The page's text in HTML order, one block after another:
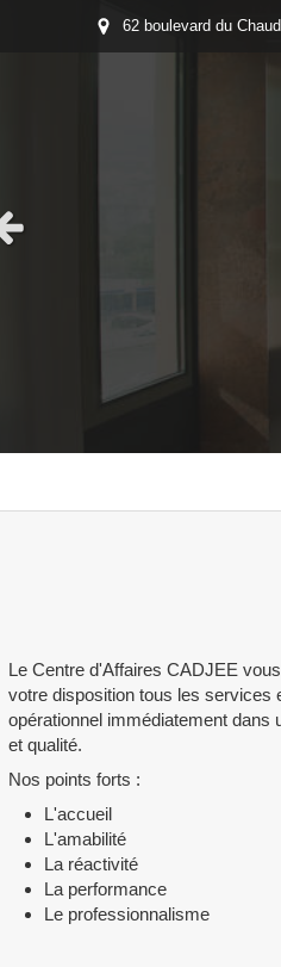
62 boulevard du
Slide précédent
Le Centre d'Affaires CADJEE
votre disposition tous les services
opérationnel immédiatement dans
et qualité.
Nos points forts :
L'accueil
L'amabilité
La réactivité
La performance
Le professionnalisme